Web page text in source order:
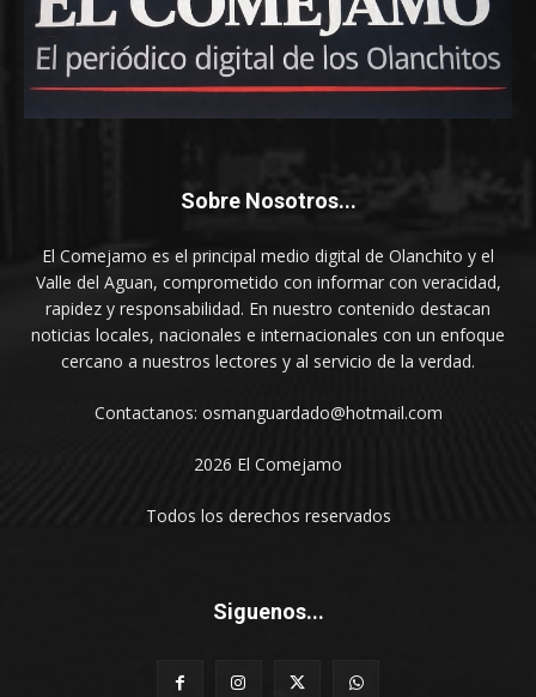
Sobre Nosotros...
El Comejamo es el principal medio digital de Olanchito y el
Valle del Aguan, comprometido con informar con veracidad,
rapidez y responsabilidad. En nuestro contenido destacan
noticias locales, nacionales e internacionales con un enfoque
cercano a nuestros lectores y al servicio de la verdad.
Contactanos: osmanguardado@hotmail.com
2026 El Comejamo
Todos los derechos reservados
Siguenos...